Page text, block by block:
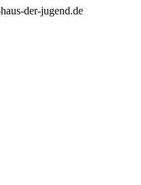
der-jugend.de